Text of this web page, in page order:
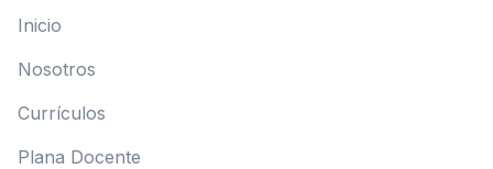
Inicio
Nosotros
Currículos
Plana Docente